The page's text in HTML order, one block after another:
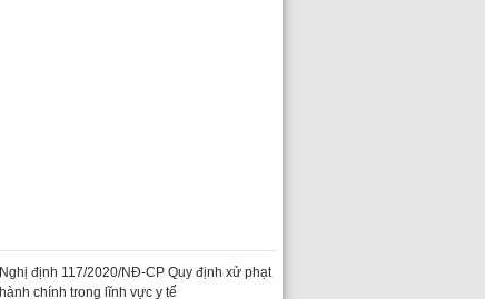
Nghị định 117/2020/NĐ-CP Quy định xử phạt
hành chính trong lĩnh vực y tế